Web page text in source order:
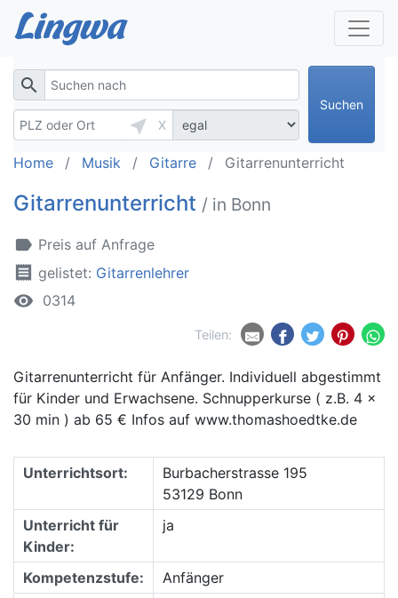
search
near_me
X
Suchen
Home Musik Gitarre Gitarrenunterricht
Gitarrenunterricht / in Bonn
label Preis auf Anfrage
receipt gelistet: Gitarrenlehrer
remove_red_eye 0314
Teilen:
Gitarrenunterricht für Anfänger. Individuell abgestimmt
für Kinder und Erwachsene. Schnupperkurse ( z.B. 4 x
30 min ) ab 65 € Infos auf www.thomashoedtke.de
Unterrichtsort:
Burbacherstrasse 195
53129 Bonn
Unterricht für
Kinder:
ja
Kompetenzstufe:
Anfänger